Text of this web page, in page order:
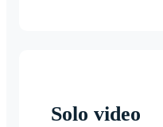
Solo video